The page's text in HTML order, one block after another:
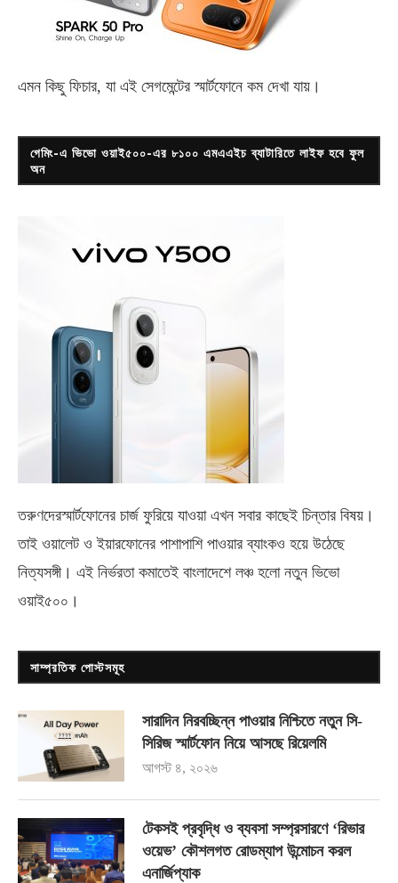
এমন কিছু ফিচার, যা এই সেগমেন্টের স্মার্টফোনে কম দেখা যায়।
গেমিং-এ ভিভো ওয়াই৫০০-এর ৮১০০ এমএএইচ ব্যাটারিতে লাইফ হবে ফুল
অন
তরুণদেরস্মার্টফোনের চার্জ ফুরিয়ে যাওয়া এখন সবার কাছেই চিন্তার বিষয়।
তাই ওয়ালেট ও ইয়ারফোনের পাশাপাশি পাওয়ার ব্যাংকও হয়ে উঠেছে
নিত্যসঙ্গী। এই নির্ভরতা কমাতেই বাংলাদেশে লঞ্চ হলো নতুন ভিভো
ওয়াই৫০০ ।
সাম্প্রতিক পোস্টসমূহ
সারাদিন নিরবচ্ছিন্ন পাওয়ার নিশ্চিতে নতুন সি-
সিরিজ স্মার্টফোন নিয়ে আসছে রিয়েলমি
আগস্ট ৪, ২০২৬
টেকসই প্রবৃদ্ধি ও ব্যবসা সম্প্রসারণে ‘রিভার
ওয়েভ’ কৌশলগত রোডম্যাপ উন্মোচন করল
এনার্জিপ্যাক